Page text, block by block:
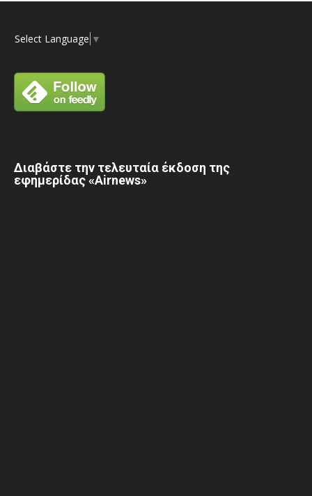
Select Language ▼
Διαβάστε την τελευταία έκδοση της
εφημερίδας «Airnews»